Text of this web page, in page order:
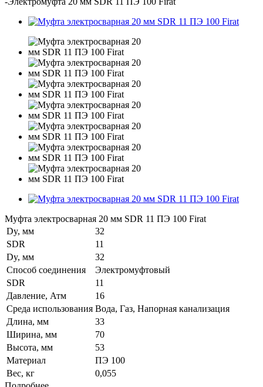
Муфта электросварная 20 мм SDR 11 ПЭ 100 Firat
Dy, мм
32
SDR
11
Dy, мм
32
Способ соединения
Электромуфтовый
SDR
11
Давление, Атм
16
Среда использования Вода, Газ, Напорная канализация
Длина, мм
33
Ширина, мм
70
Высота, мм
53
Материал
ПЭ 100
Вес, кг
0,055